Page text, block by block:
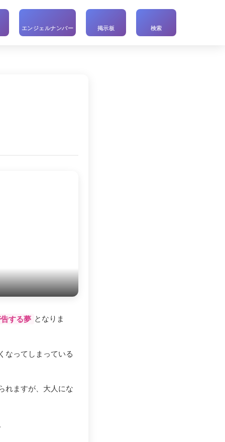
エンジェルナンバー 掲示板 検索
する夢 となりま
なってしまっている
れますが、大人にな